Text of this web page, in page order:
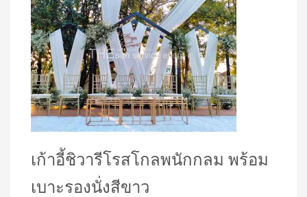
เก้าอี้ชิวารีโรสโกลพนักกลม พร้อม
เบาะรองนั่งสีขาว